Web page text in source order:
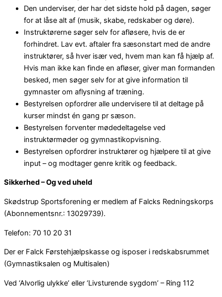
Den underviser, der har det sidste hold på dagen, søger
for at låse alt af (musik, skabe, redskaber og døre).
Instruktørerne søger selv for afløsere, hvis de er
forhindret. Lav evt. aftaler fra sæsonstart med de andre
instruktører, så hver især ved, hvem man kan få hjælp af.
Hvis man ikke kan finde en afløser, giver man formanden
besked, men søger selv for at give information til
gymnaster om aflysning af træning.
Bestyrelsen opfordrer alle undervisere til at deltage på
kurser mindst én gang pr sæson.
Bestyrelsen forventer mødedeltagelse ved
instruktørmøder og gymnastikopvisning.
Bestyrelsen opfordrer instruktører og hjælpere til at give
input – og modtager genre kritik og feedback.
Sikkerhed – Og ved uheld
Skødstrup Sportsforening er medlem af Falcks Redningskorps
(Abonnementsnr.: 13029739).
Telefon: 70 10 20 31
Der er Falck Førstehjælpskasse og isposer i redskabsrummet
(Gymnastiksalen og Multisalen)
Ved ‘Alvorlig ulykke’ eller ‘Livsturende sygdom’ – Ring 112